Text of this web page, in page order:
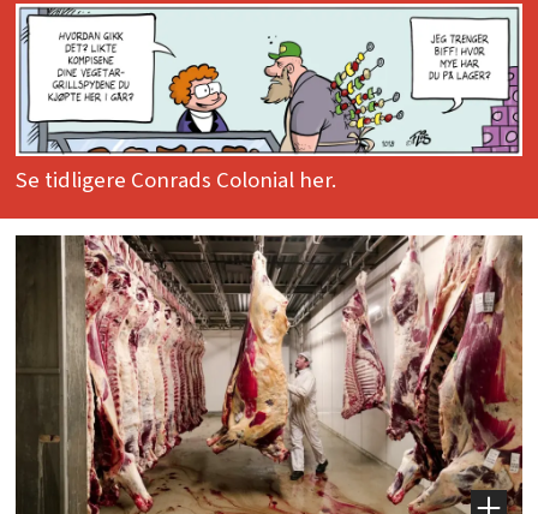
Se tidligere Conrads Colonial her.